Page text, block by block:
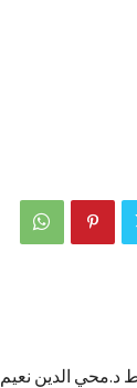
د.محي الدين